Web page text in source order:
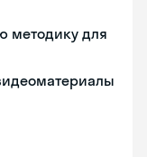
методику для